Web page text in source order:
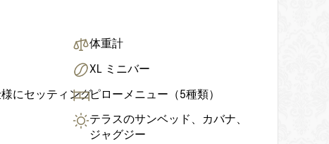
体重計
XL ミニバー
にセッティングピローメニュー（5種類）
テラスのサンベッド、カバナ、
ジャグジー